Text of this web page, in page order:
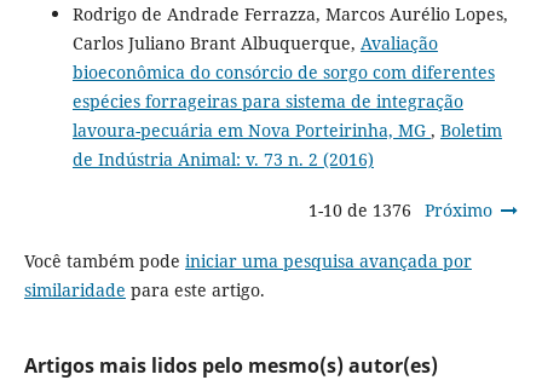
Rodrigo de Andrade Ferrazza, Marcos Aurélio Lopes,
Carlos Juliano Brant Albuquerque, Avaliação
bioeconômica do consórcio de sorgo com diferentes
espécies forrageiras para sistema de integração
lavoura-pecuária em Nova Porteirinha, MG , Boletim
de Indústria Animal: v. 73 n. 2 (2016)
1-10 de 1376 Próximo
Você também pode iniciar uma pesquisa avançada por
similaridade para este artigo.
Artigos mais lidos pelo mesmo(s) autor(es)